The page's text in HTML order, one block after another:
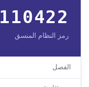
110422
رمز النظام المنسق
الفصل